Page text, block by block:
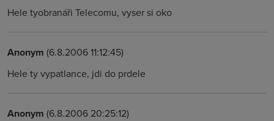
Hele tyobranáři Telecomu, vyser si oko
Anonym (6.8.2006 11:12:45)
Hele ty vypatlance, jdi do prdele
Anonym (6.8.2006 20:25:12)